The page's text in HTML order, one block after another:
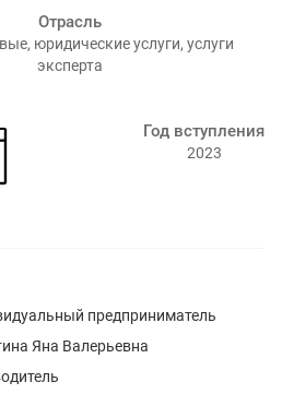
Отрасль
юридические услуги, услуги
эксперта
Год вступления
2023
предприниматель
Яна Валерьевна